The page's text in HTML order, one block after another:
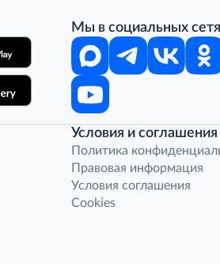
Мы в социальных
Условия и соглашения
Политика
Правовая информация
Условия соглашения
Cookies